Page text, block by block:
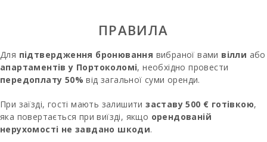
Пляж Кала
Ломбардс (km):
Пляж Алькудія
Пляж Кала
ПРАВИЛА
Для підтвердження бронювання вибраної вами вілли або
апартаментів у Портоколомі, необхідно провести
передоплату 50% від загальної суми оренди.
При заїзді, гості мають залишитизаставу 500 € готівкою,
яка повертається при виїзді, якщо орендованій
нерухомості не завдано шкоди.